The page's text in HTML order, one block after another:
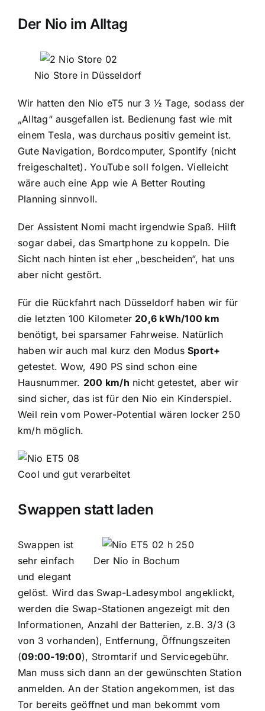
Der Nio im Alltag
Nio Store in Düsseldorf
Wir hatten den Nio eT5 nur 3 ½ Tage, sodass der
„Alltag“ ausgefallen ist. Bedienung fast wie mit
einem Tesla, was durchaus positiv gemeint ist.
Gute Navigation, Bordcomputer, Spontify (nicht
freigeschaltet). YouTube soll folgen. Vielleicht
wäre auch eine App wie A Better Routing
Planning sinnvoll.
Der Assistent Nomi macht irgendwie Spaß. Hilft
sogar dabei, das Smartphone zu koppeln. Die
Sicht nach hinten ist eher „bescheiden“, hat uns
aber nicht gestört.
Für die Rückfahrt nach Düsseldorf haben wir für
die letzten 100 Kilometer 20,6 kWh/100 km
benötigt, bei sparsamer Fahrweise. Natürlich
haben wir auch mal kurz den ModusSport+
getestet. Wow, 490 PS sind schon eine
Hausnummer. 200 km/h nicht getestet, aber wir
sind sicher, das ist für den Nio ein Kinderspiel.
Weil rein vom Power-Potential wären locker 250
km/h möglich.
Cool und gut verarbeitet
Swappen statt laden
Der Nio in Bochum
Swappen ist
sehr einfach
und elegant
gelöst. Wird das Swap-Ladesymbol angeklickt,
werden die Swap-Stationen angezeigt mit den
Informationen, Anzahl der Batterien, z.B. 3/3 (3
von 3 vorhanden), Entfernung, Öffnungszeiten
(09:00-19:00), Stromtarif und Servicegebühr.
Man muss sich dann an der gewünschten Station
anmelden. An der Station angekommen, ist das
Tor bereits geöffnet und man bekommt vom